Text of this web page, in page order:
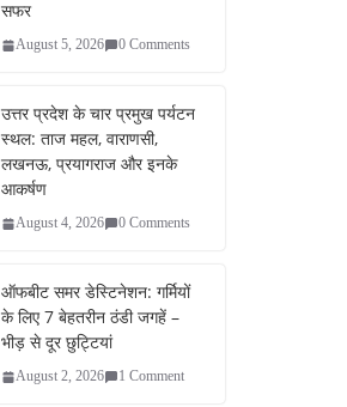
सफर
August 5, 2026 0 Comments
उत्तर प्रदेश के चार प्रमुख पर्यटन
स्थल: ताज महल, वाराणसी,
लखनऊ, प्रयागराज और इनके
आकर्षण
August 4, 2026 0 Comments
ऑफबीट समर डेस्टिनेशन: गर्मियों
के लिए 7 बेहतरीन ठंडी जगहें –
भीड़ से दूर छुट्टियां
August 2, 2026 1 Comment